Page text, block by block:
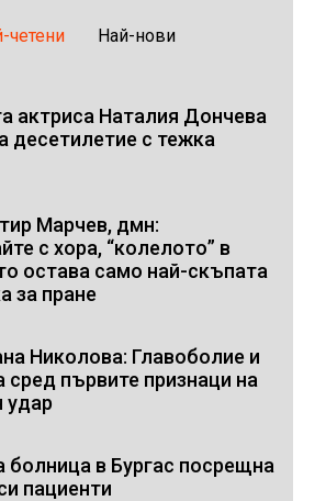
четени Най-нови
актриса Наталия Дончева
десетилетие с тежка
Марчев, дмн:
с хора, “колелото” в
остава само най-скъпата
за пране
Николова: Главоболие и
сред първите признаци на
удар
болница в Бургас посрещна
пациенти